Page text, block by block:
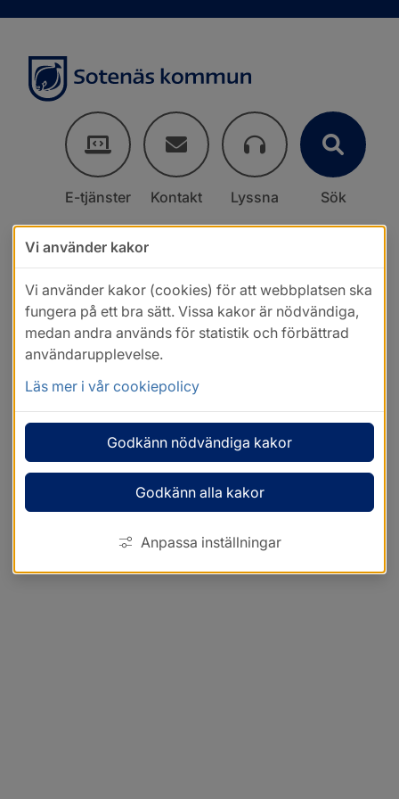
E-tjänster Kontakt Lyssna Sök
Vi använder kakor
Vi använder kakor (cookies) för att webbplatsen ska
fungera på ett bra sätt. Vissa kakor är nödvändiga,
medan andra används för statistik och förbättrad
användarupplevelse.
Läs mer i vår cookiepolicy
Godkänn nödvändiga kakor
Godkänn alla kakor
Anpassa inställningar